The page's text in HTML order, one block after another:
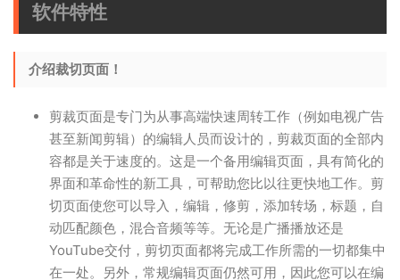
软件特性
介绍裁切页面！
剪裁页面是专门为从事高端快速周转工作（例如电视广告
甚至新闻剪辑）的编辑人员而设计的，剪裁页面的全部内
容都是关于速度的。这是一个备用编辑页面，具有简化的
界面和革命性的新工具，可帮助您比以往更快地工作。剪
切页面使您可以导入，编辑，修剪，添加转场，标题，自
动匹配颜色，混合音频等等。无论是广播播放还是
YouTube交付，剪切页面都将完成工作所需的一切都集中
在一处。另外，常规编辑页面仍然可用，因此您可以在编